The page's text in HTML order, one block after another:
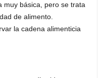
muy básica, pero se trata
de alimento.
la cadena alimenticia